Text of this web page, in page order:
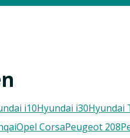
i10Hyundai i30Hyundai
Opel CorsaPeugeot 208